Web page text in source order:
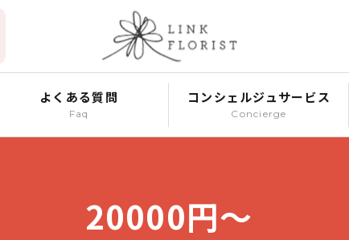
よくある質問
Faq
コンシェルジュサービス
Concierge
20000円～